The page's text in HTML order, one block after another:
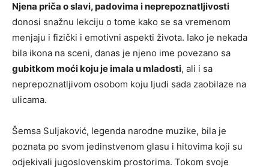
Njena priča o slavi, padovima i neprepoznatljivosti
donosi snažnu lekciju o tome kako se sa vremenom
menjaju i fizički i emotivni aspekti života. Iako je nekada
bila ikona na sceni, danas je njeno ime povezano sa
gubitkom moći koju je imala u mladosti, ali i sa
neprepoznatljivom osobom koju ljudi sada zaobilaze na
ulicama.
Šemsa Suljaković, legenda narodne muzike, bila je
poznata po svom jedinstvenom glasu i hitovima koji su
odjekivali jugoslovenskim prostorima. Tokom svoje